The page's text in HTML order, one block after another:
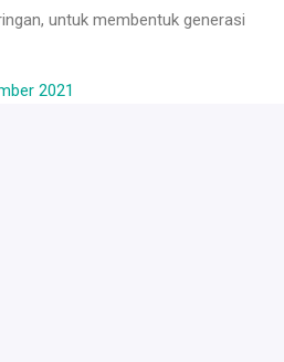
untuk membentuk generasi
2021